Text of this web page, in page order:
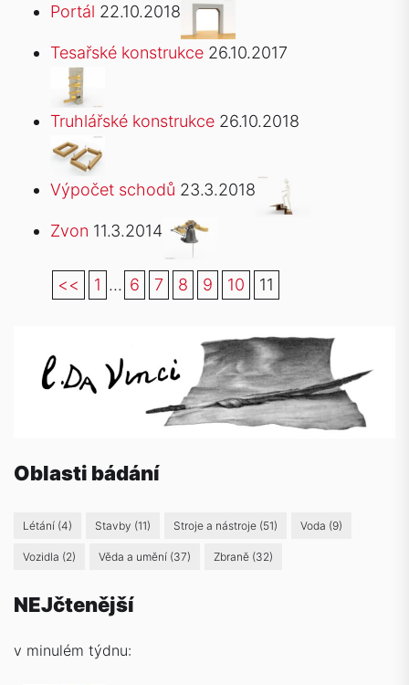
Portál 22.10.2018
Tesařské konstrukce 26.10.2017
Truhlářské konstrukce 26.10.2018
Výpočet schodů 23.3.2018
Zvon 11.3.2014
<< 1 ... 6 7 8 9 10 11
Oblasti bádání
Létání (4) Stavby (11) Stroje a nástroje (51) Voda (9)
Vozidla (2) Věda a umění (37) Zbraně (32)
NEJčtenější
v minulém týdnu: